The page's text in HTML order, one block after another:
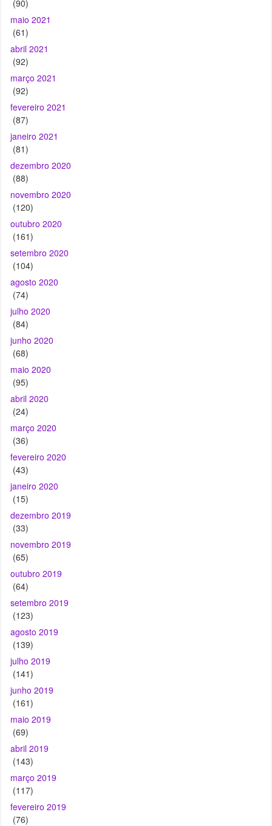
(90)
maio 2021
(61)
abril 2021
(92)
março 2021
(92)
fevereiro 2021
(87)
janeiro 2021
(81)
dezembro 2020
(88)
novembro 2020
(120)
outubro 2020
(161)
setembro 2020
(104)
agosto 2020
(74)
julho 2020
(84)
junho 2020
(68)
maio 2020
(95)
abril 2020
(24)
março 2020
(36)
fevereiro 2020
(43)
janeiro 2020
(15)
dezembro 2019
(33)
novembro 2019
(65)
outubro 2019
(64)
setembro 2019
(123)
agosto 2019
(139)
julho 2019
(141)
junho 2019
(161)
maio 2019
(69)
abril 2019
(143)
março 2019
(117)
fevereiro 2019
(76)